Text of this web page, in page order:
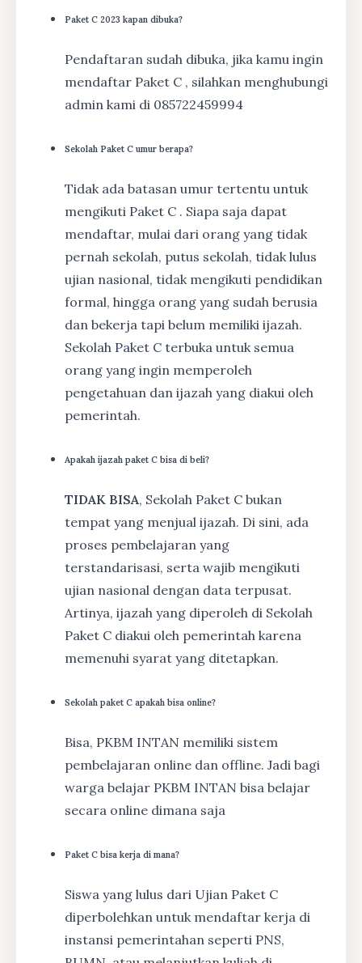
Paket C 2023 kapan dibuka?
Pendaftaran sudah dibuka, jika kamu ingin
mendaftar Paket C , silahkan menghubungi
admin kami di 085722459994
Sekolah Paket C umur berapa?
Tidak ada batasan umur tertentu untuk
mengikuti Paket C . Siapa saja dapat
mendaftar, mulai dari orang yang tidak
pernah sekolah, putus sekolah, tidak lulus
ujian nasional, tidak mengikuti pendidikan
formal, hingga orang yang sudah berusia
dan bekerja tapi belum memiliki ijazah.
Sekolah Paket C terbuka untuk semua
orang yang ingin memperoleh
pengetahuan dan ijazah yang diakui oleh
pemerintah.
Apakah ijazah paket C bisa di beli?
TIDAK BISA, Sekolah Paket C bukan
tempat yang menjual ijazah. Di sini, ada
proses pembelajaran yang
terstandarisasi, serta wajib mengikuti
ujian nasional dengan data terpusat.
Artinya, ijazah yang diperoleh di Sekolah
Paket C diakui oleh pemerintah karena
memenuhi syarat yang ditetapkan.
Sekolah paket C apakah bisa online?
Bisa, PKBM INTAN memiliki sistem
pembelajaran online dan offline. Jadi bagi
warga belajar PKBM INTAN bisa belajar
secara online dimana saja
Paket C bisa kerja di mana?
Siswa yang lulus dari Ujian Paket C
diperbolehkan untuk mendaftar kerja di
instansi pemerintahan seperti PNS,